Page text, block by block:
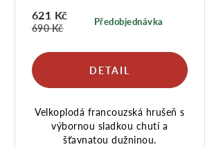
Předobjednávka
621 Kč
690 Kč
Velkoplodá francouzská hrušeň s
výbornou sladkou chutí a
šťavnatou dužninou.